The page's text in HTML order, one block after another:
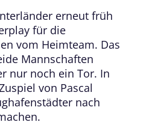
erneut früh
für die
vom Heimteam. Das
Mannschaften
nur noch ein Tor. In
von Pascal
nach